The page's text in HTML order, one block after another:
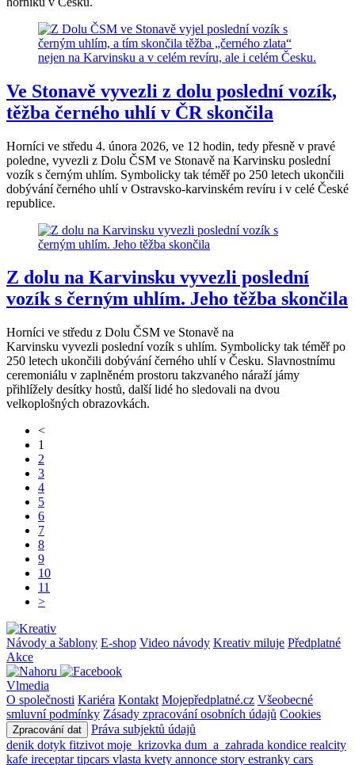
Ve Stonavě vyvezli z dolu poslední vozík,
těžba černého uhlí v ČR skončila
Horníci ve středu 4. února 2026, ve 12 hodin, tedy přesně v pravé
poledne, vyvezli z Dolu ČSM ve Stonavě na Karvinsku poslední
vozík s černým uhlím. Symbolicky tak téměř po 250 letech ukončili
dobývání černého uhlí v Ostravsko-karvinském revíru i v celé České
republice.
Z dolu na Karvinsku vyvezli poslední
vozík s černým uhlím. Jeho těžba skončila
Horníci ve středu z Dolu ČSM ve Stonavě na
Karvinsku vyvezli poslední vozík s uhlím. Symbolicky tak téměř po
250 letech ukončili dobývání černého uhlí v Česku. Slavnostnímu
ceremoniálu v zaplněném prostoru takzvaného náraží jámy
přihlížely desítky hostů, další lidé ho sledovali na dvou
velkoplošných obrazovkách.
<
1
2
3
4
5
6
7
8
9
10
11
>
Návody a šablony E-shop Video návody Kreativ miluje Předplatné
Akce
Vlmedia
O společnosti Kariéra Kontakt Mojepředplatné.cz Všeobecné
smluvní podmínky Zásady zpracování osobních údajů Cookies
Zpracování dat
Práva subjektů údajů
denik dotyk fitzivot moje_krizovka dum_a_zahrada kondice realcity
kafe ireceptartipcars vlasta kvety annonce story estranky cars